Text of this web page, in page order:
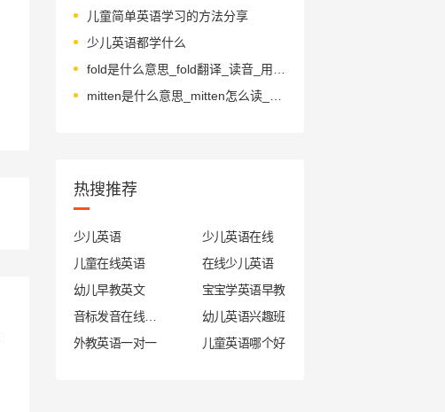
儿童简单英语学习的方法分享
少儿英语都学什么
热搜推荐
少儿英语
少儿英语在线
儿童在线英语
在线少儿英语
幼儿早教英文
宝宝学英语早教
幼儿英语兴趣班
外教英语一对一
儿童英语哪个好